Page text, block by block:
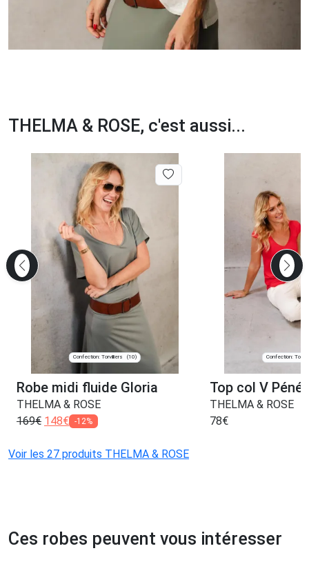
THELMA & ROSE, c'est aussi...
Confection: Torvilliers (10)
Robe midi fluide Gloria
THELMA & ROSE
169€ 148€ -12%
Confection:
Top col V
THELMA & ROSE
78€
Voir les 27 produits THELMA & ROSE
Ces robes peuvent vous intéresser